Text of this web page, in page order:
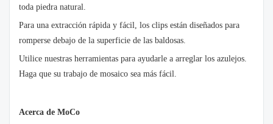
toda piedra natural.
Para una extracción rápida y fácil, los clips están diseñados para
romperse debajo de la superficie de las baldosas.
Utilice nuestras herramientas para ayudarle a arreglar los azulejos.
Haga que su trabajo de mosaico sea más fácil.
Acerca de MoCo